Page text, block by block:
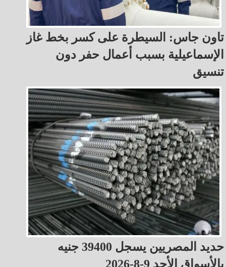
تاون جاس: السيطرة على كسر بخط غاز
الإسماعيلية بسبب أعمال حفر دون
تنسيق
حديد المصريين يسجل 39400 جنيه
بالأسواق الأحد 9-8-2026